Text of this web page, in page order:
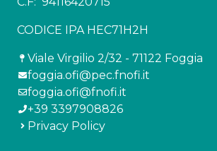
CODICE IPA HEC71H2H
Viale Virgilio 2/32 - 71122 Foggia
foggia.ofi@pec.fnofi.it
foggia.ofi@fnofi.it
+39 3397908826
Privacy Policy